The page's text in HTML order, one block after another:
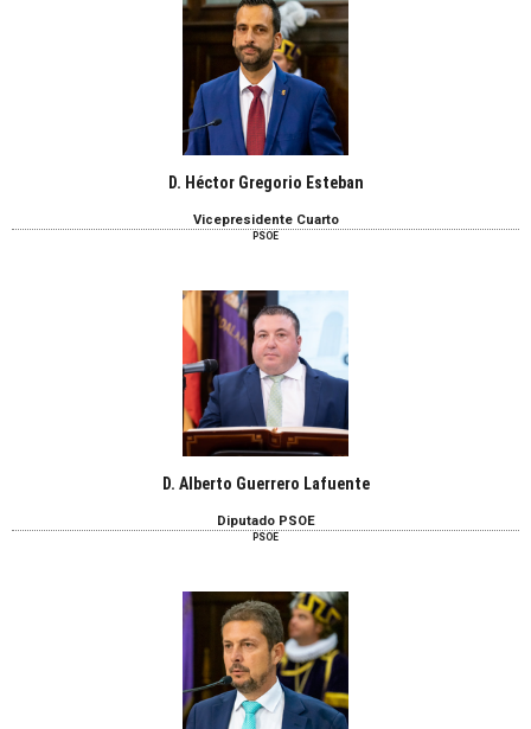
D. Héctor Gregorio Esteban
Vicepresidente Cuarto
PSOE
D. Alberto Guerrero Lafuente
Diputado PSOE
PSOE